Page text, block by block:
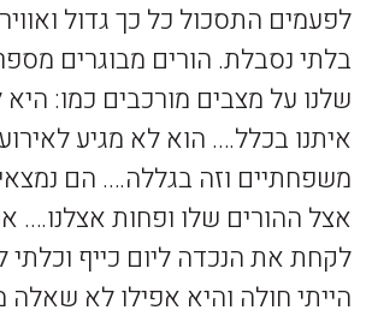
לפעמים התסכול כל כך גדול
בלתי נסבלת. הורים מבוגרים
שלנו על מצבים מורכבים כמו:
איתנו בכלל…. הוא לא מגיע
משפחתיים וזה בגללה…. הם
אצל ההורים שלו ופחות אצלנו….
לקחת את הנכדה ליום כייף
הייתי חולה והיא אפילו לא